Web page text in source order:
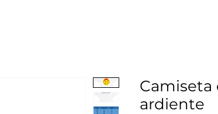
Camiseta
ardiente